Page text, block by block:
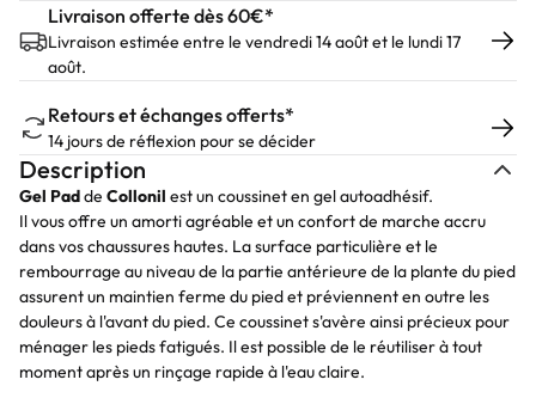
Livraison offerte dès 60€*
Livraison estimée entre le vendredi 14 août et le lundi 17
août.
Retours et échanges offerts*
14 jours de réflexion pour se décider
Description
Gel Padde Collonil est un coussinet en gel autoadhésif.
Il vous offre un amorti agréable et un confort de marche accru
dans vos chaussures hautes. La surface particulière et le
rembourrage au niveau de la partie antérieure de la plante du pied
assurent un maintien ferme du pied et préviennent en outre les
douleurs à l'avant du pied. Ce coussinet s'avère ainsi précieux pour
ménager les pieds fatigués. Il est possible de le réutiliser à tout
moment après un rinçage rapide à l'eau claire.